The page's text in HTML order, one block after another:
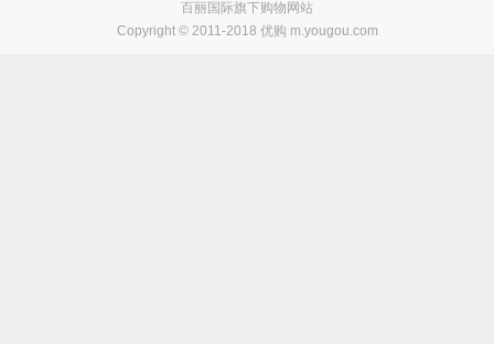
百丽国际旗下购物网站
Copyright © 2011-2018 优购 m.yougou.com